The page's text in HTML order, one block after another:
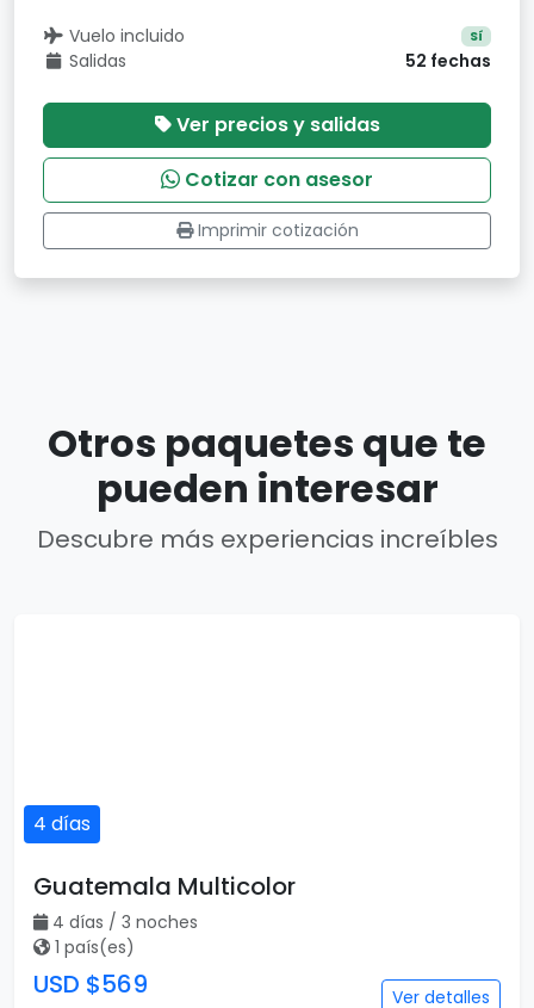
Vuelo incluido Sí
Salidas 52 fechas
Ver precios y salidas
Cotizar con asesor
Imprimir cotización
Otros paquetes que te
pueden interesar
Descubre más experiencias increíbles
4 días
Guatemala Multicolor
4 días / 3 noches
1 país(es)
USD $569 Ver detalles